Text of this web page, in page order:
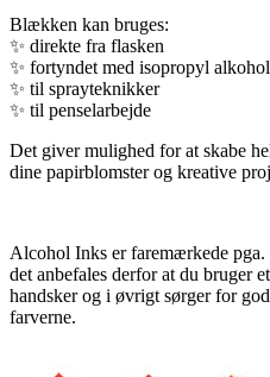
Blækken kan bruges:
✨ direkte fra flasken
✨ fortyndet med isopropyl alkohol
✨ til sprayteknikker
✨ til penselarbejde
Det giver mulighed for at skabe
dine papirblomster og kreative
Alcohol Inks er faremærkede
det anbefales derfor at du bruger
handsker og i øvrigt sørger for
farverne.